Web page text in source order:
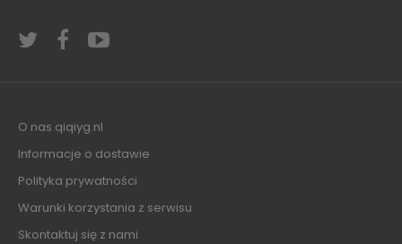
O nas qiqiyg.nl
Informacje o dostawie
Polityka prywatności
Warunki korzystania z serwisu
Skontaktuj się z nami